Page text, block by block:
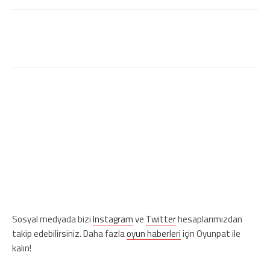
Sosyal medyada biziInstagramve Twitterhesaplarımızdan
takip edebilirsiniz. Daha fazlaoyun haberleriiçin Oyunpat ile
kalın!